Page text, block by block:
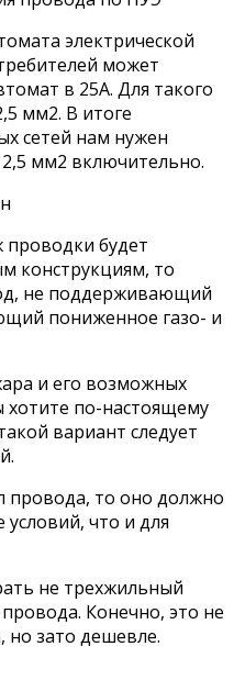
электрической
может
в 25А. Для такого
мм2. В итоге
сетей нам нужен
мм2 включительно.
будет
конструкциям, то
не поддерживающий
пониженное газо- и
и его возможных
хотите по-настоящему
вариант следует
провода, то оно должно
условий, что и для
не трехжильный
Конечно, это не
но зато дешевле.